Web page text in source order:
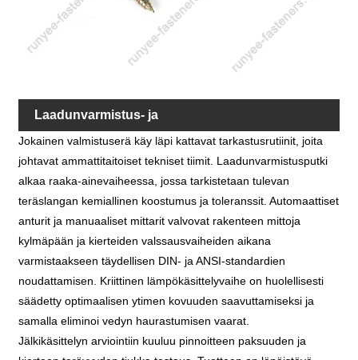
Laadunvarmistus- ja
materiaalitarkastuspöytäkirjat
Jokainen valmistuserä käy läpi kattavat tarkastusrutiinit, joita
johtavat ammattitaitoiset tekniset tiimit. Laadunvarmistusputki
alkaa raaka-ainevaiheessa, jossa tarkistetaan tulevan
teräslangan kemiallinen koostumus ja toleranssit. Automaattiset
anturit ja manuaaliset mittarit valvovat rakenteen mittoja
kylmäpään ja kierteiden valssausvaiheiden aikana
varmistaakseen täydellisen DIN- ja ANSI-standardien
noudattamisen. Kriittinen lämpökäsittelyvaihe on huolellisesti
säädetty optimaalisen ytimen kovuuden saavuttamiseksi ja
samalla eliminoi vedyn haurastumisen vaarat.
Jälkikäsittelyn arviointiin kuuluu pinnoitteen paksuuden ja